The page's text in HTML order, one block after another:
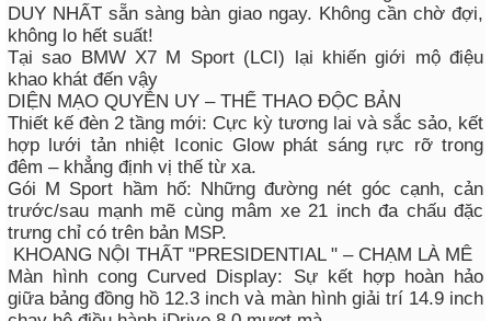
DUY NHẤT sẵn sàng bàn giao ngay. Không cần chờ đợi,
không lo hết suất!
Tại sao BMW X7 M Sport (LCI) lại khiến giới mộ điệu
khao khát đến vậy
DIỆN MẠO QUYỀN UY – THỂ THAO ĐỘC BẢN
Thiết kế đèn 2 tầng mới: Cực kỳ tương lai và sắc sảo, kết
hợp lưới tản nhiệt Iconic Glow phát sáng rực rỡ trong
đêm – khẳng định vị thế từ xa.
Gói M Sport hầm hố: Những đường nét góc cạnh, cản
trước/sau mạnh mẽ cùng mâm xe 21 inch đa chấu đặc
trưng chỉ có trên bản MSP.
️ KHOANG NỘI THẤT "PRESIDENTIAL " – CHẠM LÀ MÊ
Màn hình cong Curved Display: Sự kết hợp hoàn hảo
giữa bảng đồng hồ 12.3 inch và màn hình giải trí 14.9 inch